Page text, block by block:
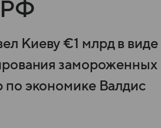
РФ
Киеву €1 млрд в виде
замороженных
экономике Валдис